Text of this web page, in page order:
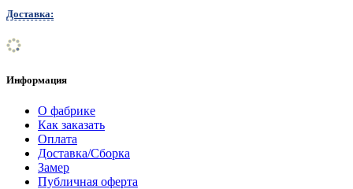
Доставка:
Информация
О фабрике
Как заказать
Оплата
Доставка/Сборка
Замер
Публичная оферта